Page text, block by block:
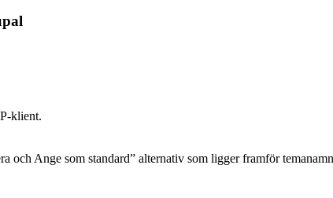
klient.
och Ange som standard” alternativ som ligger framför